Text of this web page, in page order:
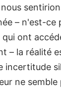
– n'est-ce
ont
– la réalité
ne semble